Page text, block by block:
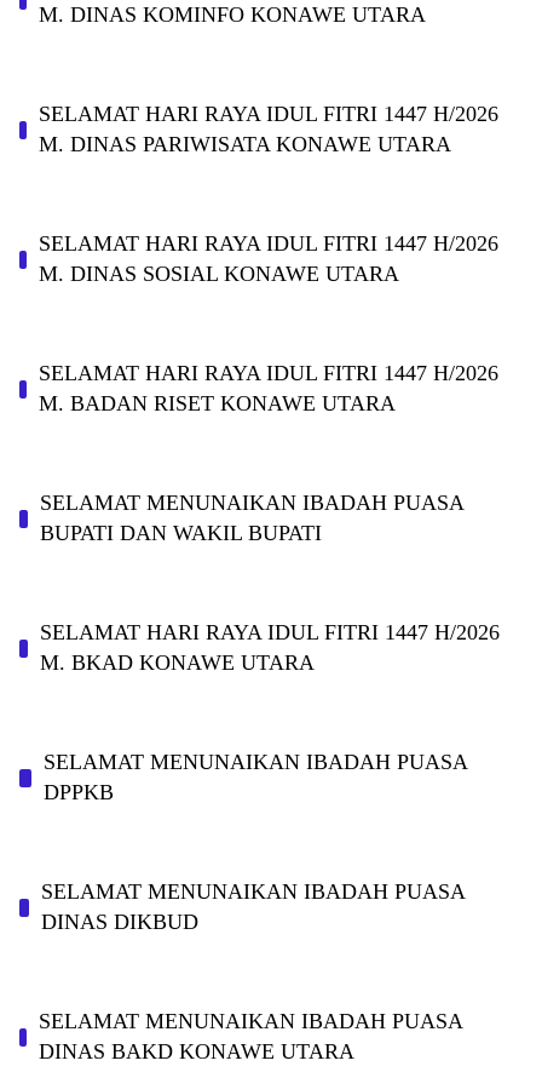
M. DINAS KOMINFO KONAWE UTARA
SELAMAT HARI RAYA IDUL FITRI 1447 H/2026
M. DINAS PARIWISATA KONAWE UTARA
SELAMAT HARI RAYA IDUL FITRI 1447 H/2026
M. DINAS SOSIAL KONAWE UTARA
SELAMAT HARI RAYA IDUL FITRI 1447 H/2026
M. BADAN RISET KONAWE UTARA
SELAMAT MENUNAIKAN IBADAH PUASA
BUPATI DAN WAKIL BUPATI
SELAMAT HARI RAYA IDUL FITRI 1447 H/2026
M. BKAD KONAWE UTARA
SELAMAT MENUNAIKAN IBADAH PUASA
DPPKB
SELAMAT MENUNAIKAN IBADAH PUASA
DINAS DIKBUD
SELAMAT MENUNAIKAN IBADAH PUASA
DINAS BAKD KONAWE UTARA